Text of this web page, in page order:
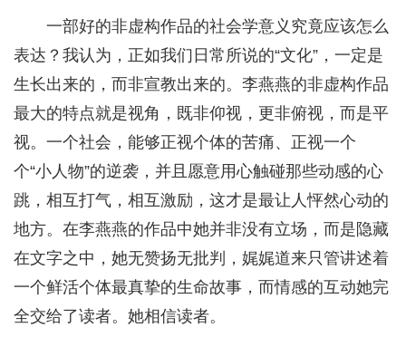
一部好的非虚构作品的社会学意义究竟应该怎么
表达？我认为，正如我们日常所说的“文化”，一定是
生长出来的，而非宣教出来的。李燕燕的非虚构作品
最大的特点就是视角，既非仰视，更非俯视，而是平
视。一个社会，能够正视个体的苦痛、正视一个
个“小人物”的逆袭，并且愿意用心触碰那些动感的心
跳，相互打气，相互激励，这才是最让人怦然心动的
地方。在李燕燕的作品中她并非没有立场，而是隐藏
在文字之中，她无赞扬无批判，娓娓道来只管讲述着
一个鲜活个体最真挚的生命故事，而情感的互动她完
全交给了读者。她相信读者。